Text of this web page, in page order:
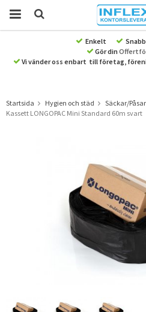
Produkten har blivit
Enkelt
Gör din
Vi vänder oss enbart till företag,
Startsida Hygien och städ Säckar/Påsar
Kassett LONGOPAC Mini Standard 60m svart